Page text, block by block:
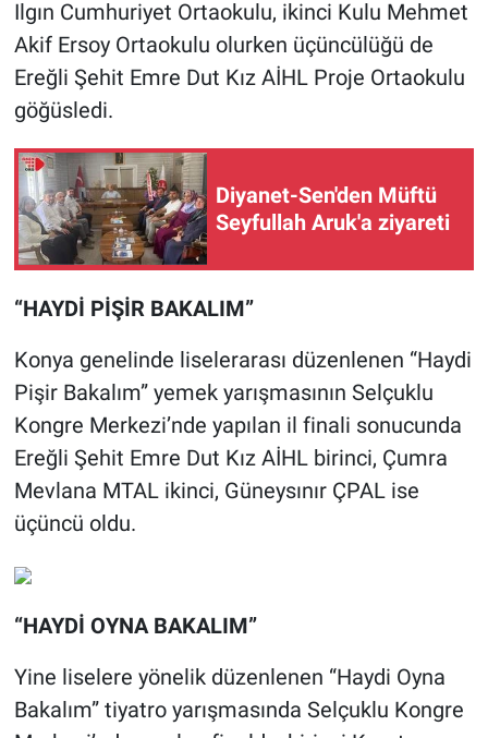
Ilgın Cumhuriyet Ortaokulu, ikinci Kulu Mehmet
Akif Ersoy Ortaokulu olurken üçüncülüğü de
Ereğli Şehit Emre Dut Kız AİHL Proje Ortaokulu
göğüsledi.
Diyanet-Sen'den Müftü
Seyfullah Aruk'a ziyareti
“HAYDİ PİŞİR BAKALIM”
Konya genelinde liselerarası düzenlenen “Haydi
Pişir Bakalım” yemek yarışmasının Selçuklu
Kongre Merkezi’nde yapılan il finali sonucunda
Ereğli Şehit Emre Dut Kız AİHL birinci, Çumra
Mevlana MTAL ikinci, Güneysınır ÇPAL ise
üçüncü oldu.
“HAYDİ OYNA BAKALIM”
Yine liselere yönelik düzenlenen “Haydi Oyna
Bakalım” tiyatro yarışmasında Selçuklu Kongre